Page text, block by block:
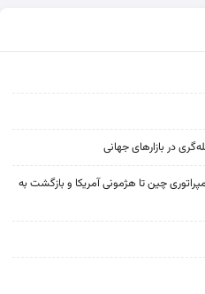
در بازارهای جهانی
چین تا هژمونی آمریکا و بازگشت به